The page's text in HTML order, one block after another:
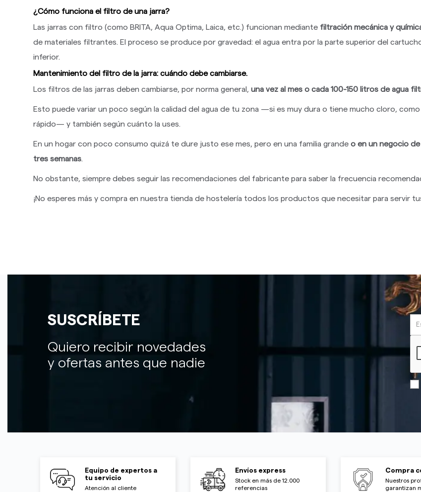
¿Cómo funciona el filtro de una jarra?
Las jarras con filtro (como BRITA, Aqua Optima, Laica, etc.) funcionan mediante filtración mecánica y
de materiales filtrantes. El proceso se produce por gravedad: el agua entra por la parte superior del
inferior.
Mantenimiento del filtro de la jarra: cuándo debe cambiarse.
Los filtros de las jarras deben cambiarse, por norma general,una vez al mes o cada 100-150 litros de agua
Esto puede variar un poco según la calidad del agua de tu zona —si es muy dura o tiene mucho cloro,
rápido— y también según cuánto la uses.
En un hogar con poco consumo quizá te dure justo ese mes, pero en una familia grande o en un negocio
tres semanas.
No obstante, siempre debes seguir las recomendaciones del fabricante para saber la frecuencia
¡No esperes más y compra en nuestra tienda de hostelería todos los productos que necesitar para servir
SUSCRÍBETE
Quiero recibir novedades
y ofertas antes que nadie
Equipo de expertos a
tu servicio
Atención al cliente
Envíos express
Stock en más de 12.000
referencias
Compra
Nuestros
garantizan